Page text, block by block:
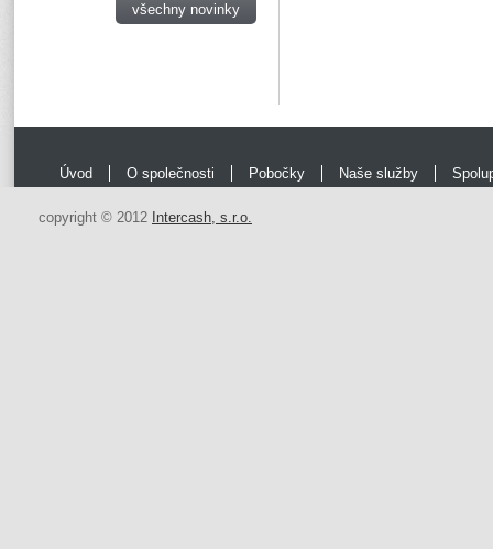
všechny novinky
Úvod O společnosti Pobočky Naše služby
copyright © 2012 Intercash, s.r.o.